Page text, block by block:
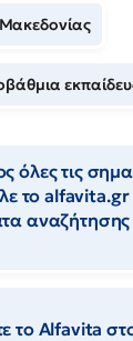
όλες τις
το
αναζήτησης
το Αlfavita